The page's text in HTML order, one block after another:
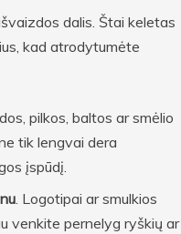
dalis. Štai keletas
kad atrodytumėte
pilkos, baltos ar smėlio
tik lengvai dera
įspūdį.
. Logotipai ar smulkios
venkite pernelyg ryškių ar